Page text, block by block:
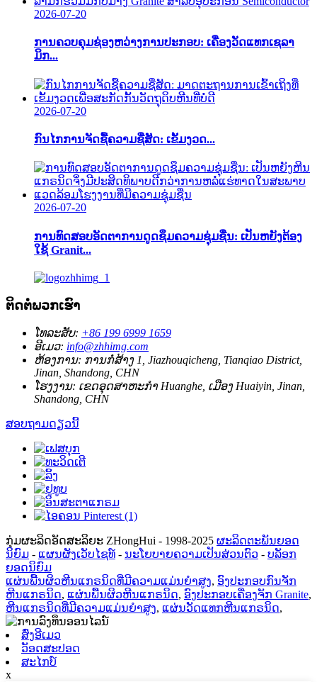
2026-07-20
ການຄວບຄຸມຊ່ອງຫວ່າງການປະກອບ: ເຄື່ອງວັດແທກເຊລາ
ມິກ...
2026-07-20
ກົນໄກການຈັດຊື້ຄວາມຊື່ສັດ: ເຂັ້ມງວດ...
2026-07-20
ການທົດສອບອັດຕາການດູດຊຶມຄວາມຊຸ່ມຊື່ນ: ເປັນຫຍັງຕ້ອງ
ໃຊ້ Granit...
ຕິດຕໍ່ພວກເຮົາ
ໂທລະສັບ: +86 199 6999 1659
ອີເມວ: info@zhhimg.com
ຫ້ອງການ: ການກໍ່ສ້າງ 1, Jiazhouqicheng, Tianqiao District,
Jinan, Shandong, CHN
ໂຮງງານ: ເຂດ​ອຸດ​ສາ​ຫະ​ກໍາ Huanghe​, ເມືອງ Huaiyin​, Jinan​,
Shandong​, CHN​
ສອບຖາມດຽວນີ້
ກຸ່ມຜະລິດອັດສະລິຍະ ZHongHui - 1998-2025 ຜະລິດຕະພັນຍອດ
ນິຍົມ - ແຜນຜັງເວັບໄຊທ໌ - ນະໂຍບາຍຄວາມເປັນສ່ວນຕົວ - ບລັອກ
ຍອດນິຍົມ
ແຜ່ນພື້ນຜິວຫີນແກຣນິດທີ່ມີຄວາມແມ່ນຍໍາສູງ, ອົງປະກອບກົນຈັກ
ຫີນແກຣນິດ, ແຜ່ນພື້ນຜິວຫີນແກຣນິດ, ອົງປະກອບເຄື່ອງຈັກ Granite,
ຫີນແກຣນິດທີ່ມີຄວາມແມ່ນຍໍາສູງ, ແຜ່ນວັດແທກຫີນແກຣນິດ,
ສົ່ງອີເມວ
ວັອດສະປອດ
ສະໄກບ໌
x